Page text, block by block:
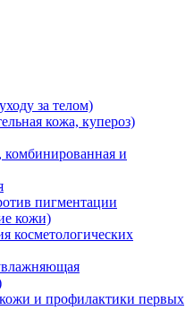
за телом)
кожа, купероз)
и
пигментации
кожи)
косметологических
и профилактики первых